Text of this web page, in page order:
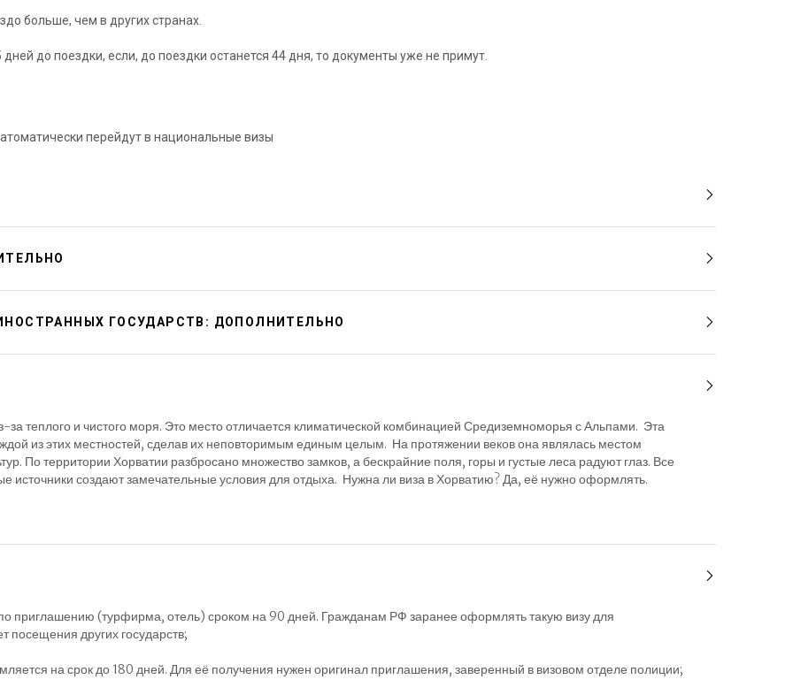
больше, чем в других странах.
до поездки, если, до поездки останется 44 дня, то документы уже не примут.
перейдут в национальные визы
ГОСУДАРСТВ: ДОПОЛНИТЕЛЬНО
за теплого и чистого моря. Это место отличается климатической комбинацией Средиземноморья с Альпами. Эта
из этих местностей, сделав их неповторимым единым целым. На протяжении веков она являлась местом
По территории Хорватии разбросано множество замков, а бескрайние поля, горы и густые леса радуют глаз. Все
источники создают замечательные условия для отдыха. Нужна ли виза в Хорватию? Да, её нужно оформлять.
приглашению (турфирма, отель) сроком на 90 дней. Гражданам РФ заранее оформлять такую визу для
посещения других государств;
на срок до 180 дней. Для её получения нужен оригинал приглашения, заверенный в визовом отделе полиции;